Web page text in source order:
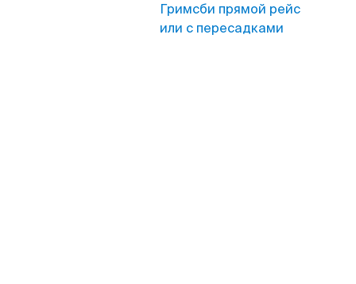
Гримсби прямой рейс
или с пересадками